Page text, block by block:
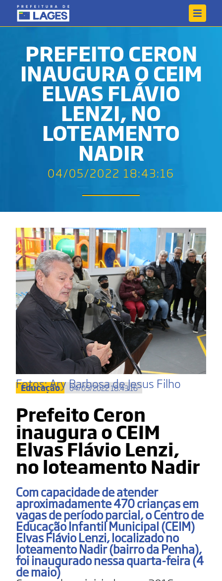
PREFEITO CERON
INAUGURA O CEIM
ELVAS FLÁVIO
LENZI, NO
LOTEAMENTO
NADIR
04/05/2022 18:43:16
Fotos: Ary Barbosa de Jesus Filho
Educação 04/05/2022 18:43:16
Prefeito Ceron
inaugura o CEIM
Elvas Flávio Lenzi,
no loteamento Nadir
Com capacidade de atender
aproximadamente 470 crianças em
vagas de período parcial, o Centro de
Educação Infantil Municipal (CEIM)
Elvas Flávio Lenzi, localizado no
loteamento Nadir (bairro da Penha),
foi inaugurado nessa quarta-feira (4
de maio)